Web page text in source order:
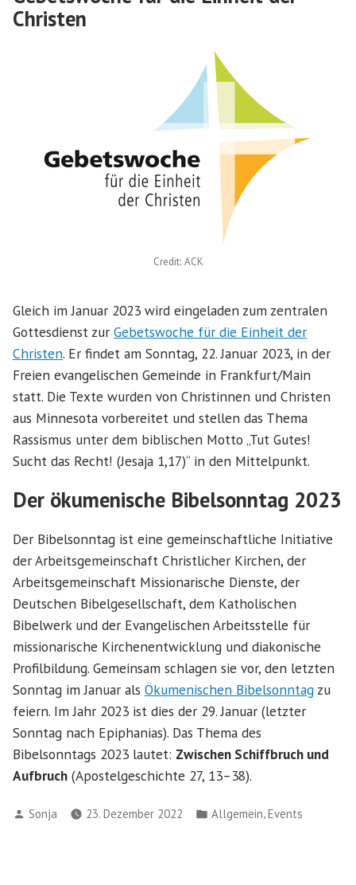
Christen
Credit: ACK
Gleich im Januar 2023 wird eingeladen zum zentralen
Gottesdienst zur Gebetswoche für die Einheit der
Christen. Er findet am Sonntag, 22. Januar 2023, in der
Freien evangelischen Gemeinde in Frankfurt/Main
statt. Die Texte wurden von Christinnen und Christen
aus Minnesota vorbereitet und stellen das Thema
Rassismus unter dem biblischen Motto „Tut Gutes!
Sucht das Recht! (Jesaja 1,17)“ in den Mittelpunkt.
Der ökumenische Bibelsonntag 2023
Der Bibelsonntag ist eine gemeinschaftliche Initiative
der Arbeitsgemeinschaft Christlicher Kirchen, der
Arbeitsgemeinschaft Missionarische Dienste, der
Deutschen Bibelgesellschaft, dem Katholischen
Bibelwerk und der Evangelischen Arbeitsstelle für
missionarische Kirchenentwicklung und diakonische
Profilbildung. Gemeinsam schlagen sie vor, den letzten
Sonntag im Januar als Ökumenischen Bibelsonntag zu
feiern. Im Jahr 2023 ist dies der 29. Januar (letzter
Sonntag nach Epiphanias). Das Thema des
Bibelsonntags 2023 lautet: Zwischen Schiffbruch und
Aufbruch (Apostelgeschichte 27, 13–38).
Verfasst
Sonja 23. Dezember 2022
Veröffentlicht
Allgemein Events